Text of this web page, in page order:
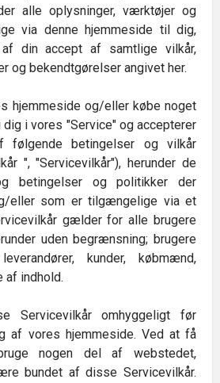
alle oplysninger, værktøjer og
via denne hjemmeside til dig,
af din accept af samtlige vilkår,
og bekendtgørelser angivet her.
hjemmeside og/eller købe noget
dig i vores "Service" og accepterer
betingelser og vilkår
", "Servicevilkår"), herunder de
betingelser og politikker der
eller som er tilgængelige via et
gælder for alle brugere
uden begrænsning; brugere
kunder, købmænd,
af indhold.
Servicevilkår omhyggeligt før
af vores hjemmeside. Ved at få
nogen del af webstedet,
bundet af disse Servicevilkår.